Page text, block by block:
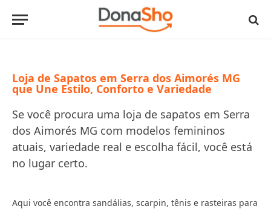
Loja de Sapatos em Serra dos Aimorés MG
que Une Estilo, Conforto e Variedade
Se você procura uma loja de sapatos em Serra
dos Aimorés MG com modelos femininos
atuais, variedade real e escolha fácil, você está
no lugar certo.
Aqui você encontra sandálias, scarpin, tênis e rasteiras para